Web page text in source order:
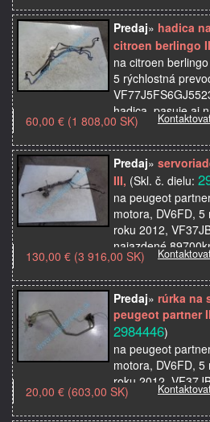
Predaj» hadica
citroen berlingo
na citroen
5 rýchlostná
hadica, pasuje aj
originálne
60,00 € (1 808,00 SK)
Predaj»
III, (Skl. č. dielu:
na peugeot
motora, DV6FD,
roku 2012,
najazdené
servoriadenie,
130,00 € (3 916,00 SK)
Predaj» rúrka na
peugeot partner
2984446)
na peugeot
motora, DV6FD,
roku 2012,
najazdené
na riadenie,
20,00 € (603,00 SK)